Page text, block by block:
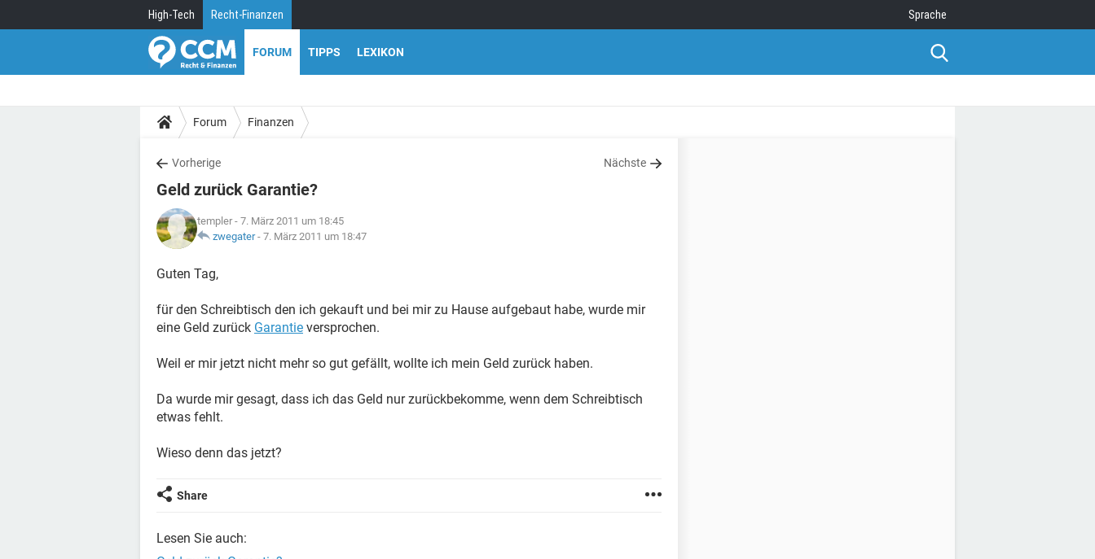
High-Tech Recht-Finanzen Sprache
FORUM TIPPS LEXIKON
Forum Finanzen
Vorherige Nächste
Geld zurück Garantie?
templer - 7. März 2011 um 18:45
zwegater- 7. März 2011 um 18:47
Guten Tag,
für den Schreibtisch den ich gekauft und bei mir zu Hause aufgebaut habe, wurde mir
eine Geld zurück Garantie versprochen.
Weil er mir jetzt nicht mehr so gut gefällt, wollte ich mein Geld zurück haben.
Da wurde mir gesagt, dass ich das Geld nur zurückbekomme, wenn dem Schreibtisch
etwas fehlt.
Wieso denn das jetzt?
Share
Lesen Sie auch: